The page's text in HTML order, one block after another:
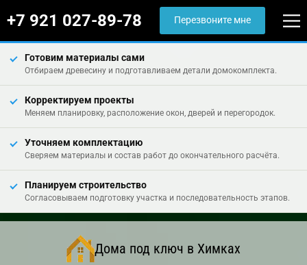
+7 921 027-89-78 Перезвоните мне
Готовим материалы сами
Отбираем древесину и подготавливаем детали домокомплекта.
Корректируем проекты
Меняем планировку, расположение окон, дверей и перегородок.
Уточняем комплектацию
Сверяем материалы и состав работ до окончательного расчёта.
Планируем строительство
Согласовываем подготовку участка и последовательность этапов.
Дома под ключ в Химках